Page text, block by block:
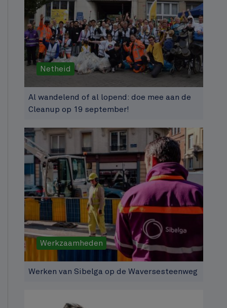
Netheid
Al wandelend of al lopend: doe mee aan de
Cleanup op 19 september!
Werkzaamheden
Werken van Sibelga op de Waversesteenweg